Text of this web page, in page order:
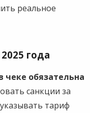
реальное
года
чеке обязательна
санкции за
тариф